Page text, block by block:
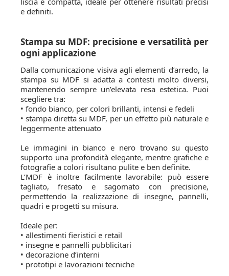
e definiti.
Stampa su MDF: precisione e versatilità per
ogni applicazione
Dalla comunicazione visiva agli elementi d’arredo, la
stampa su MDF si adatta a contesti molto diversi,
mantenendo sempre un’elevata resa estetica. Puoi
scegliere tra:
• fondo bianco, per colori brillanti, intensi e fedeli
• stampa diretta su MDF, per un effetto più naturale e
leggermente attenuato
Le immagini in bianco e nero trovano su questo
supporto una profondità elegante, mentre grafiche e
fotografie a colori risultano pulite e ben definite.
L’MDF è inoltre facilmente lavorabile: può essere
tagliato, fresato e sagomato con precisione,
permettendo la realizzazione di insegne, pannelli,
quadri e progetti su misura.
Ideale per:
• allestimenti fieristici e retail
• insegne e pannelli pubblicitari
• decorazione d’interni
• prototipi e lavorazioni tecniche